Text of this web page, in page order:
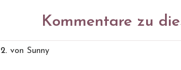
Kommentare zu
2. von Sunny